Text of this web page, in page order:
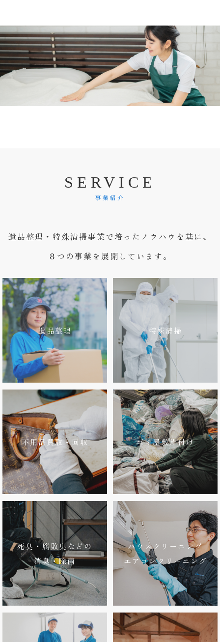
S E RV I C E
事業紹介
遺品整理・特殊清掃事業で培ったノウハウを基に、
８つの事業を展開しています。
遺品整理 特殊清掃
不用品買取・回収 ゴミ屋敷片付け
死臭・腐敗臭などの
消臭・除菌
ハウスクリーニング
エアコンクリーニング